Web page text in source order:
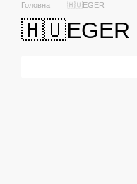
Головна 🇭🇺EGER
🇭🇺EGER